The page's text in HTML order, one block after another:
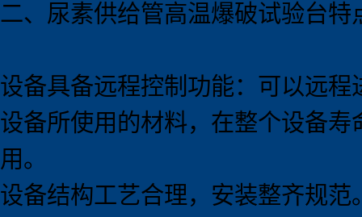
二、尿素供给管高温爆破试验台特
设备具备远程控制功能：可以远
设备所使用的材料，在整个设备
用。
设备结构工艺合理，安装整齐规